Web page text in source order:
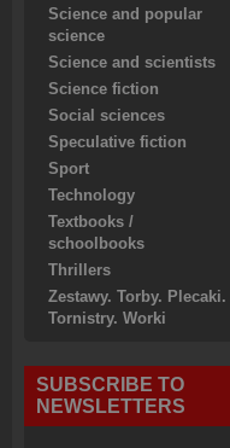
Science and popular
science
Science and scientists
Science fiction
Social sciences
Speculative fiction
Sport
Technology
Textbooks /
schoolbooks
Thrillers
Zestawy. Torby. Plecaki.
Tornistry. Worki
SUBSCRIBE TO
NEWSLETTERS